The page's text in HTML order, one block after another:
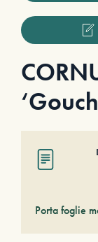
Porta foglie